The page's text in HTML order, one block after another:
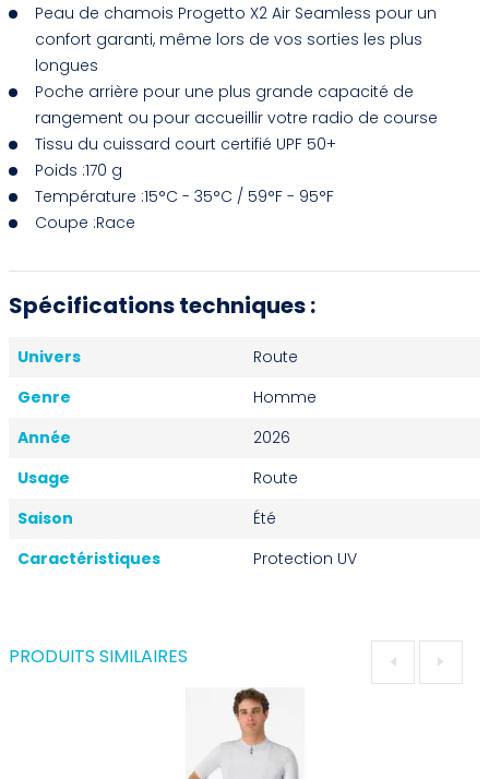
Peau de chamois Progetto X2 Air Seamless pour un
confort garanti, même lors de vos sorties les plus
longues
Poche arrière pour une plus grande capacité de
rangement ou pour accueillir votre radio de course
Tissu du cuissard court certifié UPF 50+
Poids :170 g
Température :15°C - 35°C / 59°F - 95°F
Coupe :Race
Spécifications techniques :
Univers
Route
Genre
Homme
Année
2026
Usage
Route
Saison
Été
Caractéristiques
Protection UV
PRODUITS SIMILAIRES